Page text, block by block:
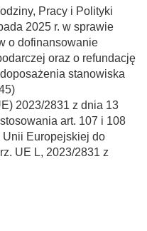
Pracy i Polityki
2025 r. w sprawie
o dofinansowanie
oraz o refundację
stanowiska
2023/2831 z dnia 13
art. 107 i 108
Unii Europejskiej do
UE L, 2023/2831 z